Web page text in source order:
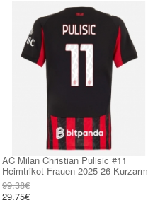
AC Milan Christian Pulisic #11
Heimtrikot Frauen 2025-26 Kurzarm
99.38€
29.75€